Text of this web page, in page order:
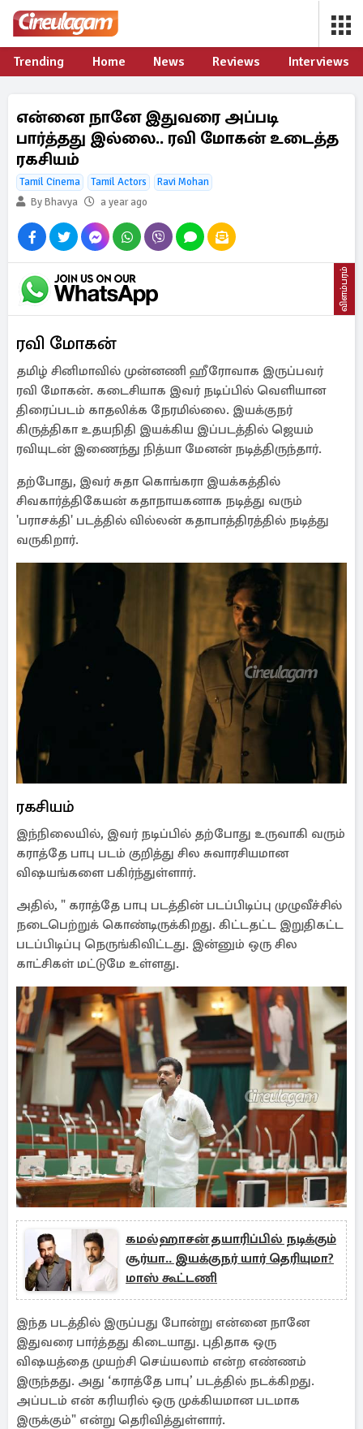
Trending Home News Reviews Interviews
என்னை நானே இதுவரை அப்படி
பார்த்தது இல்லை.. ரவி மோகன் உடைத்த
ரகசியம்
Tamil Cinema Tamil Actors
Ravi Mohan
By Bhavya
a year ago
விளம்பரம்
ரவி மோகன்
தமிழ் சினிமாவில் முன்னணி ஹீரோவாக இருப்பவர்
ரவி மோகன். கடைசியாக இவர் நடிப்பில் வெளியான
திரைப்படம் காதலிக்க நேரமில்லை. இயக்குநர்
கிருத்திகா உதயநிதி இயக்கிய இப்படத்தில் ஜெயம்
ரவியுடன் இணைந்து நித்யா மேனன் நடித்திருந்தார்.
தற்போது, இவர் சுதா கொங்கரா இயக்கத்தில்
சிவகார்த்திகேயன் கதாநாயகனாக நடித்து வரும்
'பராசக்தி' படத்தில் வில்லன் கதாபாத்திரத்தில் நடித்து
வருகிறார்.
ரகசியம்
இந்நிலையில், இவர் நடிப்பில் தற்போது உருவாகி வரும்
கராத்தே பாபு படம் குறித்து சில சுவாரசியமான
விஷயங்களை பகிர்ந்துள்ளார்.
அதில், " கராத்தே பாபு படத்தின் படப்பிடிப்பு முழுவீச்சில்
நடைபெற்றுக் கொண்டிருக்கிறது. கிட்டதட்ட இறுதிகட்ட
படப்பிடிப்பு நெருங்கிவிட்டது. இன்னும் ஒரு சில
காட்சிகள் மட்டுமே உள்ளது.
கமல்ஹாசன் தயாரிப்பில் நடிக்கும்
சூர்யா.. இயக்குநர் யார் தெரியுமா?
மாஸ் கூட்டணி
இந்த படத்தில் இருப்பது போன்று என்னை நானே
இதுவரை பார்த்தது கிடையாது. புதிதாக ஒரு
விஷயத்தை முயற்சி செய்யலாம் என்ற எண்ணம்
இருந்தது. அது ‘கராத்தே பாபு’ படத்தில் நடக்கிறது.
அப்படம் என் கரியரில் ஒரு முக்கியமான படமாக
இருக்கும்" என்று தெரிவித்துள்ளார்.